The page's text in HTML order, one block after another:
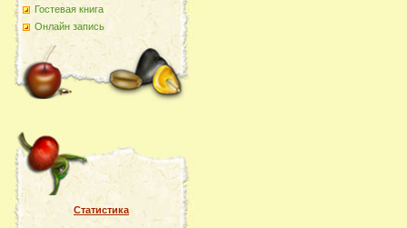
Гостевая книга
Онлайн запись
Статистика